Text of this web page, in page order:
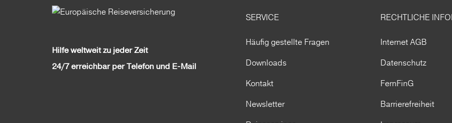
Hilfe weltweit zu jeder Zeit
24/7 erreichbar per Telefon und E-Mail
SERVICE
Häufig gestellte Fragen
Downloads
Kontakt
Newsletter
RECHTLICHE
Internet AGB
Datenschutz
FernFinG
Barrierefreiheit